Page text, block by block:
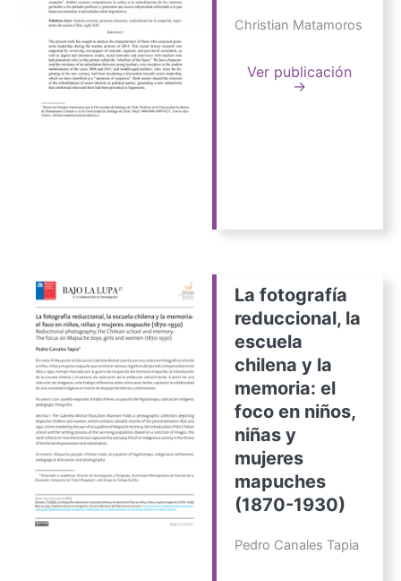
Christian Matamoros
Ver publicación
→
La fotografía
reduccional, la
escuela
chilena y la
memoria: el
foco en niños,
niñas y
mujeres
mapuches
(1870-1930)
Pedro Canales Tapia